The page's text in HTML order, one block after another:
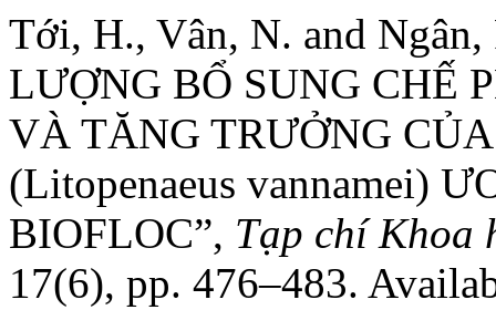
Tới, H., Vân, N. and
LƯỢNG BỔ SUNG CHẾ
VÀ TĂNG TRƯỞNG
(Litopenaeus vannamei)
BIOFLOC”, Tạp chí Khoa
17(6), pp. 476–483.